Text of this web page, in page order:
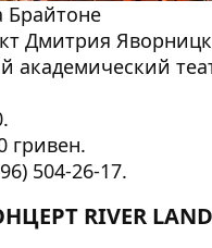
Дмитрия
академический
гривен.
504-26-17.
RIVER LAND